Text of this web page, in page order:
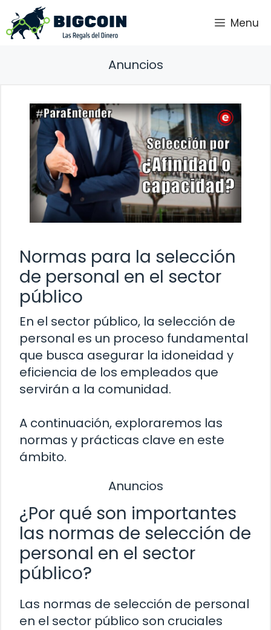
Saltar
al
contenido
Menu
Anuncios
Normas para la selección
de personal en el sector
público
En el sector público, la selección de
personal es un proceso fundamental
que busca asegurar la idoneidad y
eficiencia de los empleados que
servirán a la comunidad.
A continuación, exploraremos las
normas y prácticas clave en este
ámbito.
Anuncios
¿Por qué son importantes
las normas de selección de
personal en el sector
público?
Las normas de selección de personal
en el sector público son cruciales